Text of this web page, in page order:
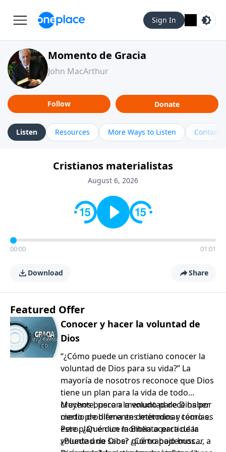
Sign In
Momento de Gracia
John MacArthur
Follow Donate
Listen Resources More Ways to Listen Contact
Cristianos materialistas
August 6, 2026
00:00 01:01
Download Share
Featured Offer
Conocer y hacer la voluntad de
Dios
“¿Cómo puede un cristiano conocer la
voluntad de Dios para su vida?” La
mayoría de nosotros reconoce que Dios
tiene un plan para la vida de todo
creyente, pero a menudo parece haber
cierto problema en determinar cómo es
este plan en un momento particular.
¿Puede uno saber qué trabajo buscar, a
Muchos buscan la voluntad de Dios por
medio de diferentes métodos y teorías.
Pero, ¿Qué dice la Biblia acerca de la
voluntad de Dios? ¿Cómo podemos